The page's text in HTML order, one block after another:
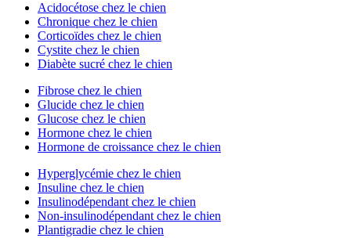
Acidocétose chez le chien
Chronique chez le chien
Corticoïdes chez le chien
Cystite chez le chien
Diabète sucré chez le chien
Fibrose chez le chien
Glucide chez le chien
Glucose chez le chien
Hormone chez le chien
Hormone de croissance chez le chien
Hyperglycémie chez le chien
Insuline chez le chien
Insulinodépendant chez le chien
Non-insulinodépendant chez le chien
Plantigradie chez le chien